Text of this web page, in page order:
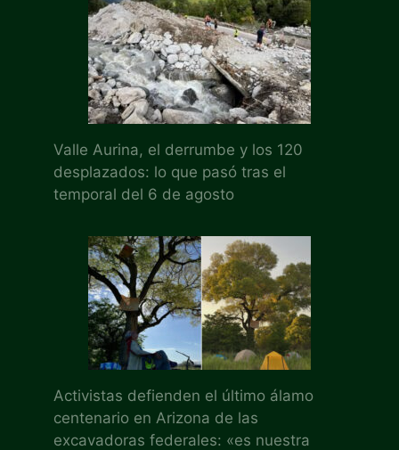
Valle Aurina, el derrumbe y los 120
desplazados: lo que pasó tras el
temporal del 6 de agosto
Activistas defienden el último álamo
centenario en Arizona de las
excavadoras federales: «es nuestra